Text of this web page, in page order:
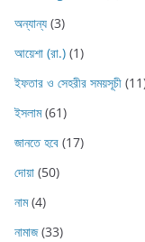
অন্যান্য (3)
আয়েশা (রা.) (1)
ইফতার ও সেহরীর সময়সূচী
ইসলাম(61)
জানতে হবে (17)
দোয়া (50)
নাম(4)
নামাজ(33)